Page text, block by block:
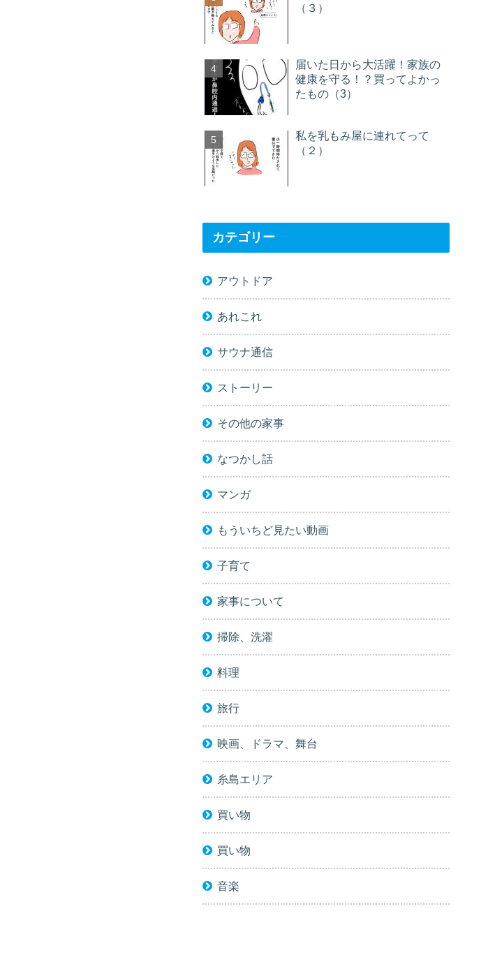
（３）
届いた日から大活躍！家族の
健康を守る！？買ってよかっ
たもの（3）
私を乳もみ屋に連れてって
（２）
カテゴリー
アウトドア
あれこれ
サウナ通信
ストーリー
その他の家事
なつかし話
マンガ
もういちど見たい動画
子育て
家事について
掃除、洗濯
料理
旅行
映画、ドラマ、舞台
糸島エリア
買い物
買い物
音楽